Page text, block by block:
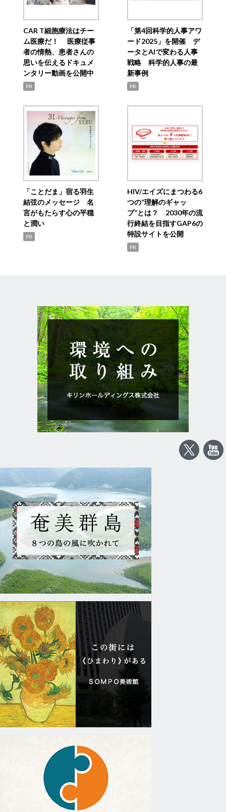
CAR T細胞療法はチー
ム医療だ！ 医療従事
者の情熱、患者さんの
思いを伝えるドキュメ
ンタリー動画を公開中
PR
「第4回科学的人事アワ
ード2025」を開催 デ
ータとAIで変わる人事
戦略 科学的人事の最
新事例
PR
「ことだま」宿る羽生
結弦のメッセージ 名
言がもたらす心の平穏
と潤い
PR
HIV/エイズにまつわる6
つの“理解のギャッ
プ”とは？ 2030年の流
行終結を目指すGAP6の
特設サイトを公開
PR